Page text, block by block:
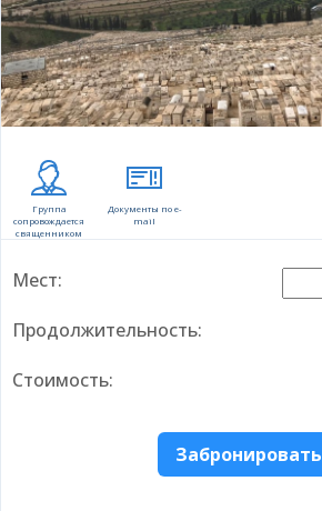
Группа
сопровождается
священником
Документы по e-
mail
Мест:
Продолжительность:
Стоимость:
Забронировать